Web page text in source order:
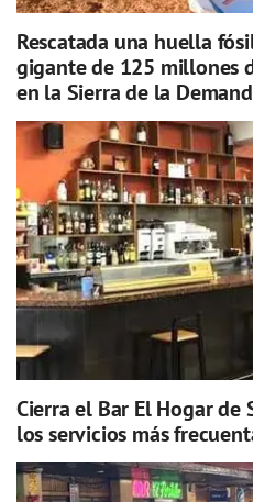
Rescatada una huella
gigante de 125 millones
en la Sierra de la
Cierra el Bar El Hogar de
los servicios más